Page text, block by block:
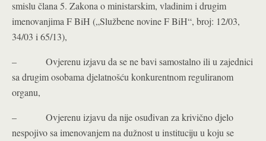
smislu člana 5. Zakona o ministarskim, vladinim i drugim
imenovanjima F BiH („Službene novine F BiH“, broj: 12/03,
34/03 i 65/13),
– Ovjerenu izjavu da se ne bavi samostalno ili u zajednici
sa drugim osobama djelatnošću konkurentnom reguliranom
organu,
– Ovjerenu izjavu da nije osuđivan za krivično djelo
nespojivo sa imenovanjem na dužnost u instituciju u koju se